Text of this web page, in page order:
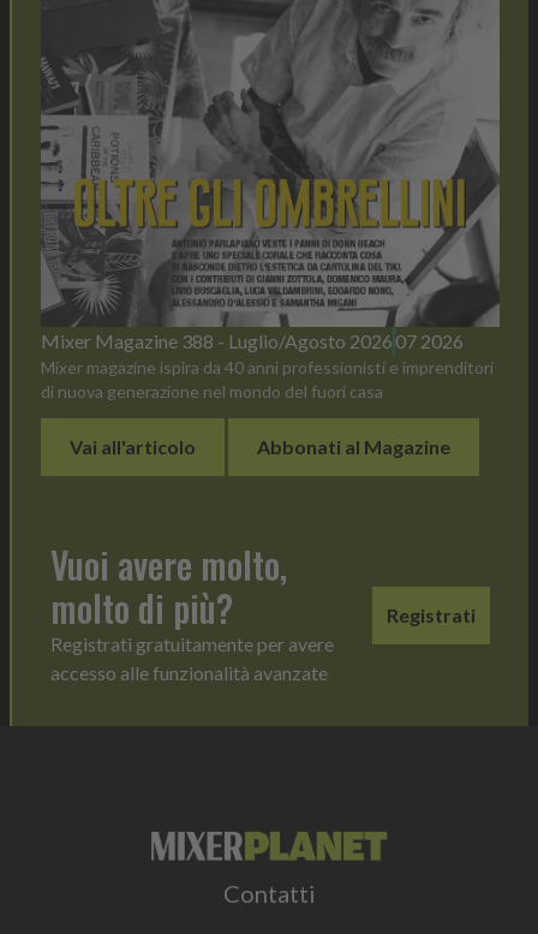
Mixer Magazine 388 - Luglio/Agosto 2026 07 2026
Mixer magazine ispira da 40 anni professionisti e imprenditori
di nuova generazione nel mondo del fuori casa
Vai all'articolo Abbonati al Magazine
Vuoi avere molto,
molto di più?
Registrati gratuitamente per avere
accesso alle funzionalità avanzate
Registrati
Contatti